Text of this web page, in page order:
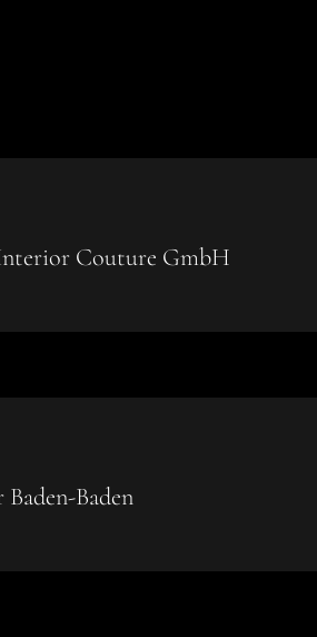
Couture GmbH
Baden